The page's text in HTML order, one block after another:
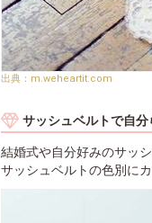
m.weheartit.com
サッシュベルトで自
結婚式や自分好みのサッ
サッシュベルトの色別に